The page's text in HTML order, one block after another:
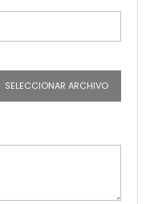
SELECCIONAR ARCHIVO